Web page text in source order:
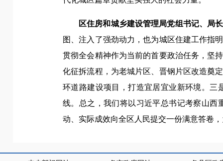
区住房和城乡建设管理局党组书记、局
图、注入了强劲动力，也为城区住建工作指
贯彻全会精神作为当前的首要政治任务，坚
化征拆流程，为老城片区、晋钢片区改造奠
环道路建设项目，打造宜居宜业新环境。三
线。总之，我们将以习近平总书记考察山西
动、实际成效向全区人民提交一份满意答卷